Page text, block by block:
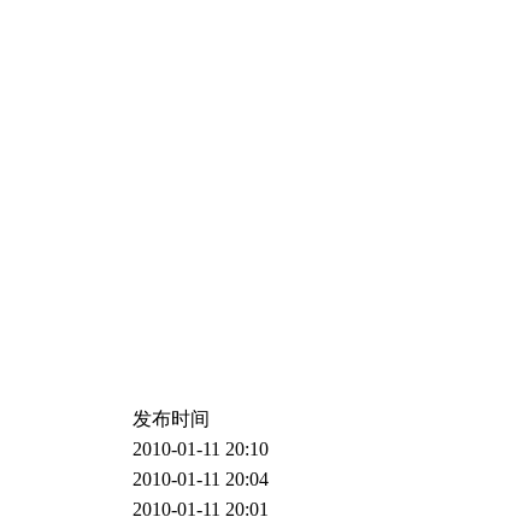
发布时间
2010-01-11 20:10
2010-01-11 20:04
2010-01-11 20:01